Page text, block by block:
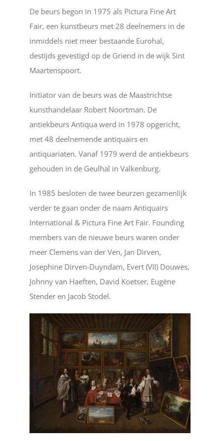
De beurs begon in 1975 als Pictura Fine Art
Fair, een kunstbeurs met 28 deelnemers in de
inmiddels niet meer bestaande Eurohal,
destijds gevestigd op de Griend in de wijk Sint
Maartenspoort.
Initiator van de beurs was de Maastrichtse
kunsthandelaar Robert Noortman. De
antiekbeurs Antiqua werd in 1978 opgericht,
met 48 deelnemende antiquairs en
antiquariaten. Vanaf 1979 werd de antiekbeurs
gehouden in de Geulhal in Valkenburg.
In 1985 besloten de twee beurzen gezamenlijk
verder te gaan onder de naam Antiquairs
International & Pictura Fine Art Fair. Founding
members van de nieuwe beurs waren onder
meer Clemens van der Ven, Jan Dirven,
Josephine Dirven-Duyndam, Evert (VII) Douwes,
Johnny van Haeften, David Koetser, Eugène
Stender en Jacob Stodel.